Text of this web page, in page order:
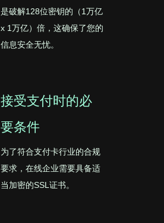
是破解128位密钥的（1万亿
x 1万亿）倍，这确保了您的
信息安全无忧。
接受支付时的必
要条件
为了符合支付卡行业的合规
要求，在线企业需要具备适
当加密的SSL证书。